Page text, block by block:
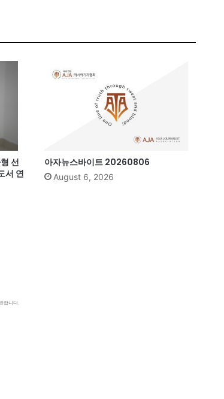
선
서 연
아자뉴스바이트 20260806
August 6, 2026
합니다.